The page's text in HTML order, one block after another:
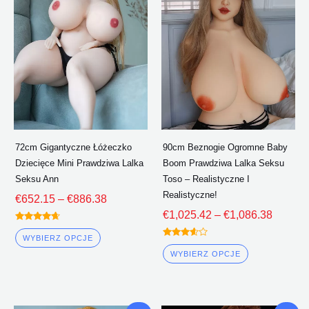
72cm Gigantyczne Łóżeczko
Dziecięce Mini Prawdziwa Lalka
Seksu Ann
€652.15 – €886.38
Poprzez
€886.38
Oceniono
4.50
z 5
WYBIERZ OPCJE
ma
wiele
wariantów.
Opcje
można
wybrać
na
produktu
90cm Beznogie Ogromne Baby
Boom Prawdziwa Lalka Seksu
Toso – Realistyczne I
Realistyczne!
€1,025.42 – €1,086.38
Oceniono
3.50
z 5
WYBIERZ OPCJE
ma
wiele
wariantów.
Opcje
wybrać
na
produktu